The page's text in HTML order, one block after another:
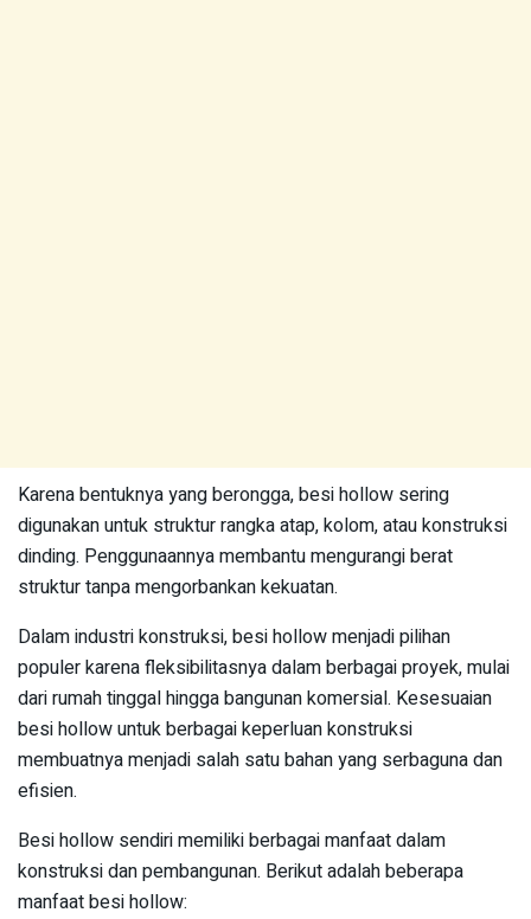
Karena bentuknya yang berongga, besi hollow sering
digunakan untuk struktur rangka atap, kolom, atau konstruksi
dinding. Penggunaannya membantu mengurangi berat
struktur tanpa mengorbankan kekuatan.
Dalam industri konstruksi, besi hollow menjadi pilihan
populer karena fleksibilitasnya dalam berbagai proyek, mulai
dari rumah tinggal hingga bangunan komersial. Kesesuaian
besi hollow untuk berbagai keperluan konstruksi
membuatnya menjadi salah satu bahan yang serbaguna dan
efisien.
Besi hollow sendiri memiliki berbagai manfaat dalam
konstruksi dan pembangunan. Berikut adalah beberapa
manfaat besi hollow: